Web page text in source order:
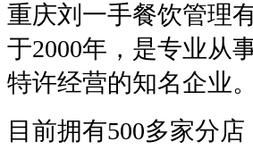
重庆刘一手餐饮管理
于2000年，是专业从
特许经营的知名企业。
目前拥有500多家分